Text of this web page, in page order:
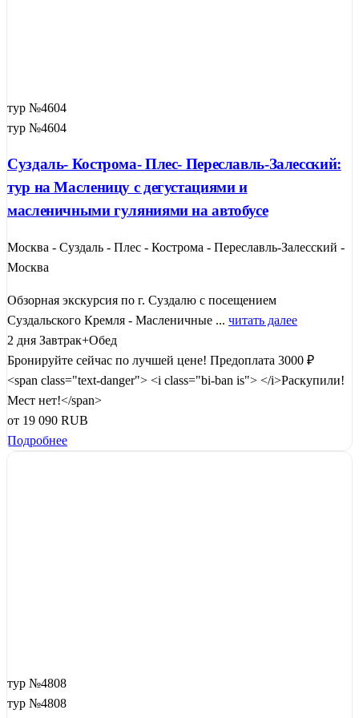
тур №4604
тур №4604
Суздаль- Кострома- Плес- Переславль-Залесский:
тур на Масленицу с дегустациями и
масленичными гуляниями на автобусе
Москва - Суздаль - Плес - Кострома - Переславль-Залесский -
Москва
Обзорная экскурсия по г. Суздалю с посещением
Суздальского Кремля - Масленичные ... читать далее
2 дня Завтрак+Обед
Бронируйте сейчас по лучшей цене! Предоплата 3000 ₽
<span class="text-danger"> <i class="bi-ban is"> </i>Раскупили!
Мест нет!</span>
от 19 090 RUB
Подробнее
тур №4808
тур №4808